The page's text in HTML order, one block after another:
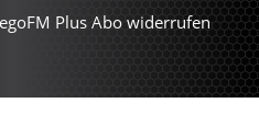
egoFM Plus Abo widerrufen